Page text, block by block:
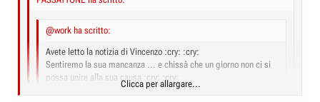
@work ha scritto:
Avete letto la notizia di Vincenzo :cry: :cry:
Sentiremo la sua mancanza ... e chissà che un giorno non ci si
possa unire alla sua causa :cry: :cry:
Clicca per allargare...